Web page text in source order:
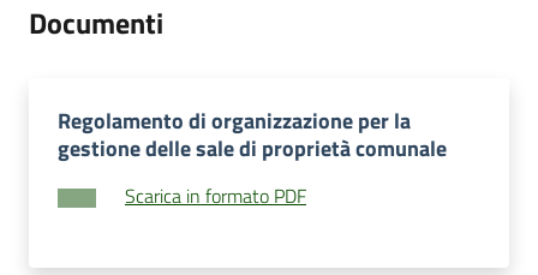
Documenti
Regolamento di organizzazione per la
gestione delle sale di proprietà comunale
Scarica in formato PDF